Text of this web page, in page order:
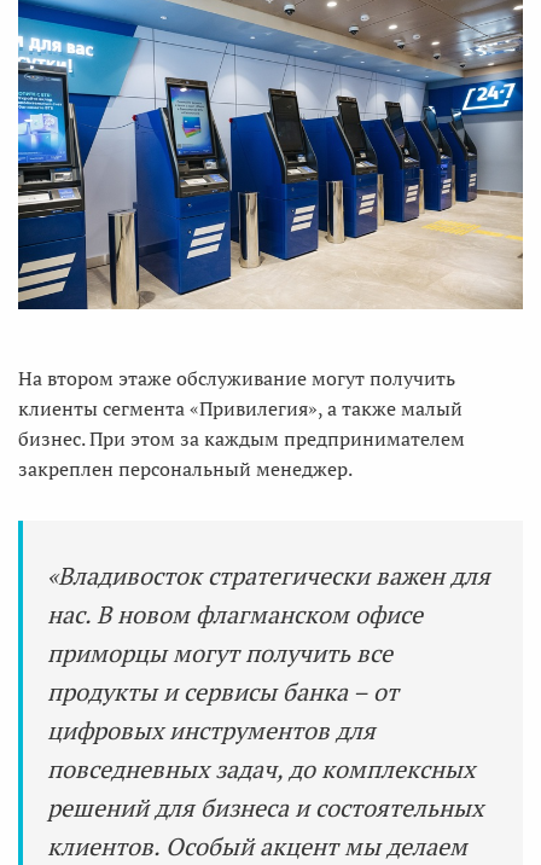
На втором этаже обслуживание могут получить
клиенты сегмента «Привилегия», а также малый
бизнес. При этом за каждым предпринимателем
закреплен персональный менеджер.
«Владивосток стратегически важен для
нас. В новом флагманском офисе
приморцы могут получить все
продукты и сервисы банка – от
цифровых инструментов для
повседневных задач, до комплексных
решений для бизнеса и состоятельных
клиентов. Особый акцент мы делаем